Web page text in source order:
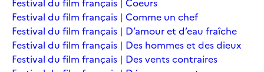
Festival du film français | Comme un chef
Festival du film français | D’amour et d’eau fraîche
Festival du film français | Des hommes et des dieux
Festival du film français | Des vents contraires